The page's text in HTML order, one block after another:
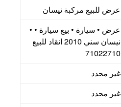
عرض للبيع مركبة نيسان
عرض • سيارة • بيع سيارة • •
نيسان سني 2010 انقاد للبيع
71022710
غير محدد
غير محدد